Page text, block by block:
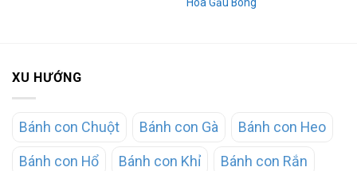
XU HƯỚNG
Bánh con Chuột Bánh con Gà Bánh con Heo
Bánh con Hổ Bánh con Khỉ Bánh con Rắn